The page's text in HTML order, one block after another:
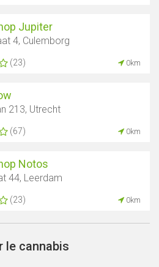
Jupiter
4, Culemborg
(23) 0km
213, Utrecht
(67) 0km
Notos
44, Leerdam
(23) 0km
le cannabis